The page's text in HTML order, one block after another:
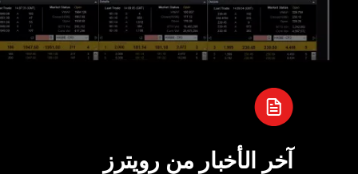
آخر الأخبار من رويترز